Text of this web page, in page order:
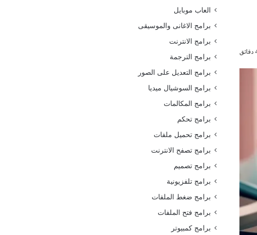
العاب موبايل
برامج الاغانى والموسيقى
برامج الانترنت
برامج الترجمة
برامج التعديل على الصور
برامج السوشيال ميديا
برامج المكالمات
برامج تحكم
برامج تحميل ملفات
برامج تصفح الانترنت
برامج تصميم
برامج تلفزيونية
برامج ضغط الملفات
برامج فتح الملفات
برامج كمبيوتر